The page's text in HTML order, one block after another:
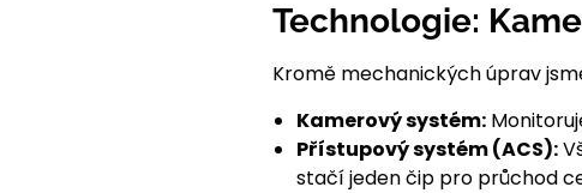
Technologie:
Kromě mechanických úprav
Kamerový systém:
Přístupový systém (ACS):
stačí jeden čip pro průchod